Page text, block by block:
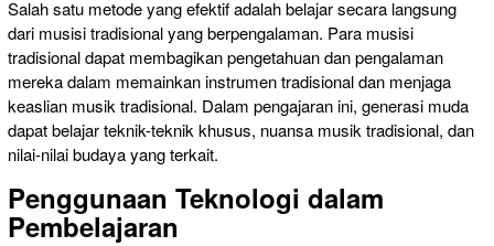
Salah satu metode yang efektif adalah belajar secara langsung
dari musisi tradisional yang berpengalaman. Para musisi
tradisional dapat membagikan pengetahuan dan pengalaman
mereka dalam memainkan instrumen tradisional dan menjaga
keaslian musik tradisional. Dalam pengajaran ini, generasi muda
dapat belajar teknik-teknik khusus, nuansa musik tradisional, dan
nilai-nilai budaya yang terkait.
Penggunaan Teknologi dalam
Pembelajaran